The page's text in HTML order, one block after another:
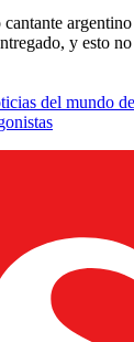
y esto
del mundo